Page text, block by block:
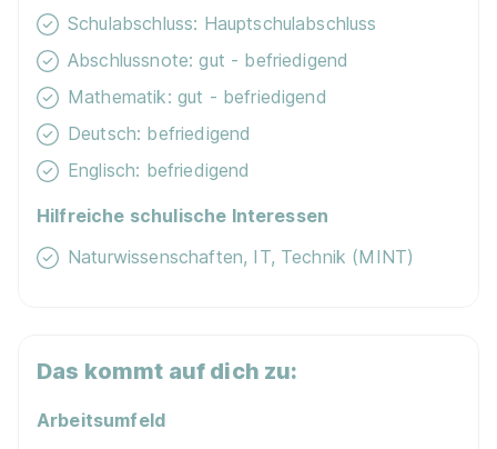
Schulabschluss: Hauptschulabschluss
Abschlussnote: gut - befriedigend
Mathematik: gut - befriedigend
Deutsch: befriedigend
Englisch: befriedigend
Hilfreiche schulische Interessen
Naturwissenschaften, IT, Technik (MINT)
Das kommt auf dich zu:
Arbeitsumfeld